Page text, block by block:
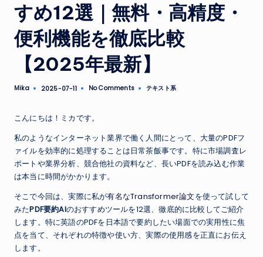
すめ12選｜無料・高精度・
便利機能を徹底比較
【2025年最新】
Posted
Mika 2025-07-11 No Comments
Posted
テキスト系
こんにちは！ミカです。
私のようなインターネット業界で働く人間にとって、大量のPDFフ
ァイルを効率的に処理することは日常茶飯事です。特に市場調査レ
ポートや業界分析、競合他社の資料など、長いPDFを読み込む作業
は本当に時間がかかります。
そこで今回は、実際に私が有名なTransformer論文を使って試して
みたPDF要約AIのおすすめツールを12選、徹底的に比較してご紹介
します。特に英語のPDFを日本語で要約したい場面での実用性に焦
点を当て、それぞれの特徴や使い方、実際の使用感を正直にお伝え
します。